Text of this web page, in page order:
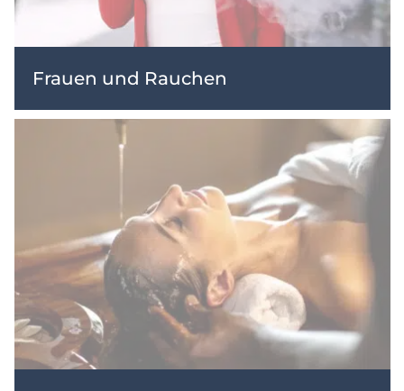
Frauen und Rauchen